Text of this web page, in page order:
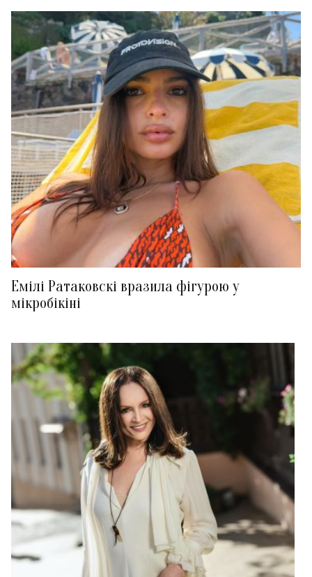
Емілі Ратаковскі вразила фігурою у
мікробікіні